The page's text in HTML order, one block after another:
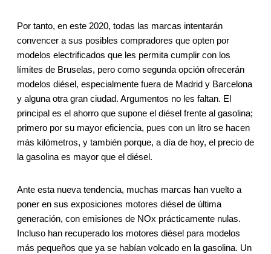
Por tanto, en este 2020, todas las marcas intentarán
convencer a sus posibles compradores que opten por
modelos electrificados que les permita cumplir con los
límites de Bruselas, pero como segunda opción ofrecerán
modelos diésel, especialmente fuera de Madrid y Barcelona
y alguna otra gran ciudad. Argumentos no les faltan. El
principal es el ahorro que supone el diésel frente al gasolina;
primero por su mayor eficiencia, pues con un litro se hacen
más kilómetros, y también porque, a día de hoy, el precio de
la gasolina es mayor que el diésel.
Ante esta nueva tendencia, muchas marcas han vuelto a
poner en sus exposiciones motores diésel de última
generación, con emisiones de NOx prácticamente nulas.
Incluso han recuperado los motores diésel para modelos
más pequeños que ya se habían volcado en la gasolina. Un